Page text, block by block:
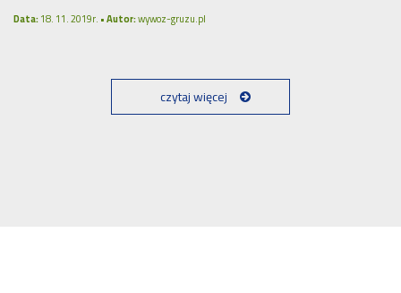
Data:18. 11. 2019r. •Autor:wywoz-gruzu.pl
czytaj więcej